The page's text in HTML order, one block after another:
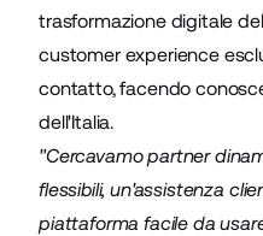
trasformazione digitale
customer experience
contatto, facendo
dell'Italia.
"Cercavamo partner
flessibili, un'assistenza
piattaforma facile da